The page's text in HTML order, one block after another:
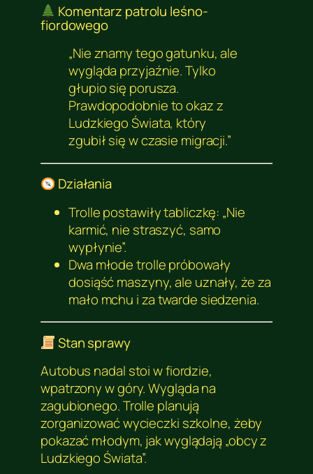
Komentarz patrolu leśno-
fiordowego
„Nie znamy tego gatunku, ale
wygląda przyjaźnie. Tylko
głupio się porusza.
Prawdopodobnie to okaz z
Ludzkiego Świata, który
zgubił się w czasie migracji.”
Działania
Trolle postawiły tabliczkę: „Nie
karmić, nie straszyć, samo
wypłynie”.
Dwa młode trolle próbowały
dosiąść maszyny, ale uznały, że za
mało mchu i za twarde siedzenia.
Stan sprawy
Autobus nadal stoi w fiordzie,
wpatrzony w góry. Wygląda na
zagubionego. Trolle planują
zorganizować wycieczki szkolne, żeby
pokazać młodym, jak wyglądają „obcy z
Ludzkiego Świata”.